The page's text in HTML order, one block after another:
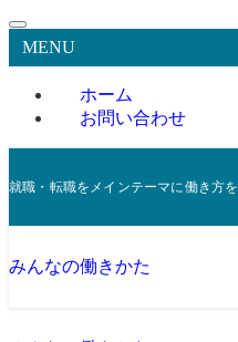
MENU
ホーム
お問い合わせ
就職・転職をメインテーマに働き方
みんなの働きかた